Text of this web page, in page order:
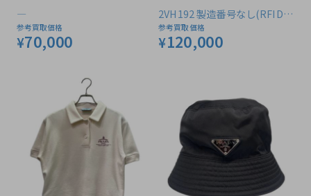
―
参考買取価格
¥70,000
2VH192 製造番号なし(RFID対
応品)
参考買取価格
¥120,000